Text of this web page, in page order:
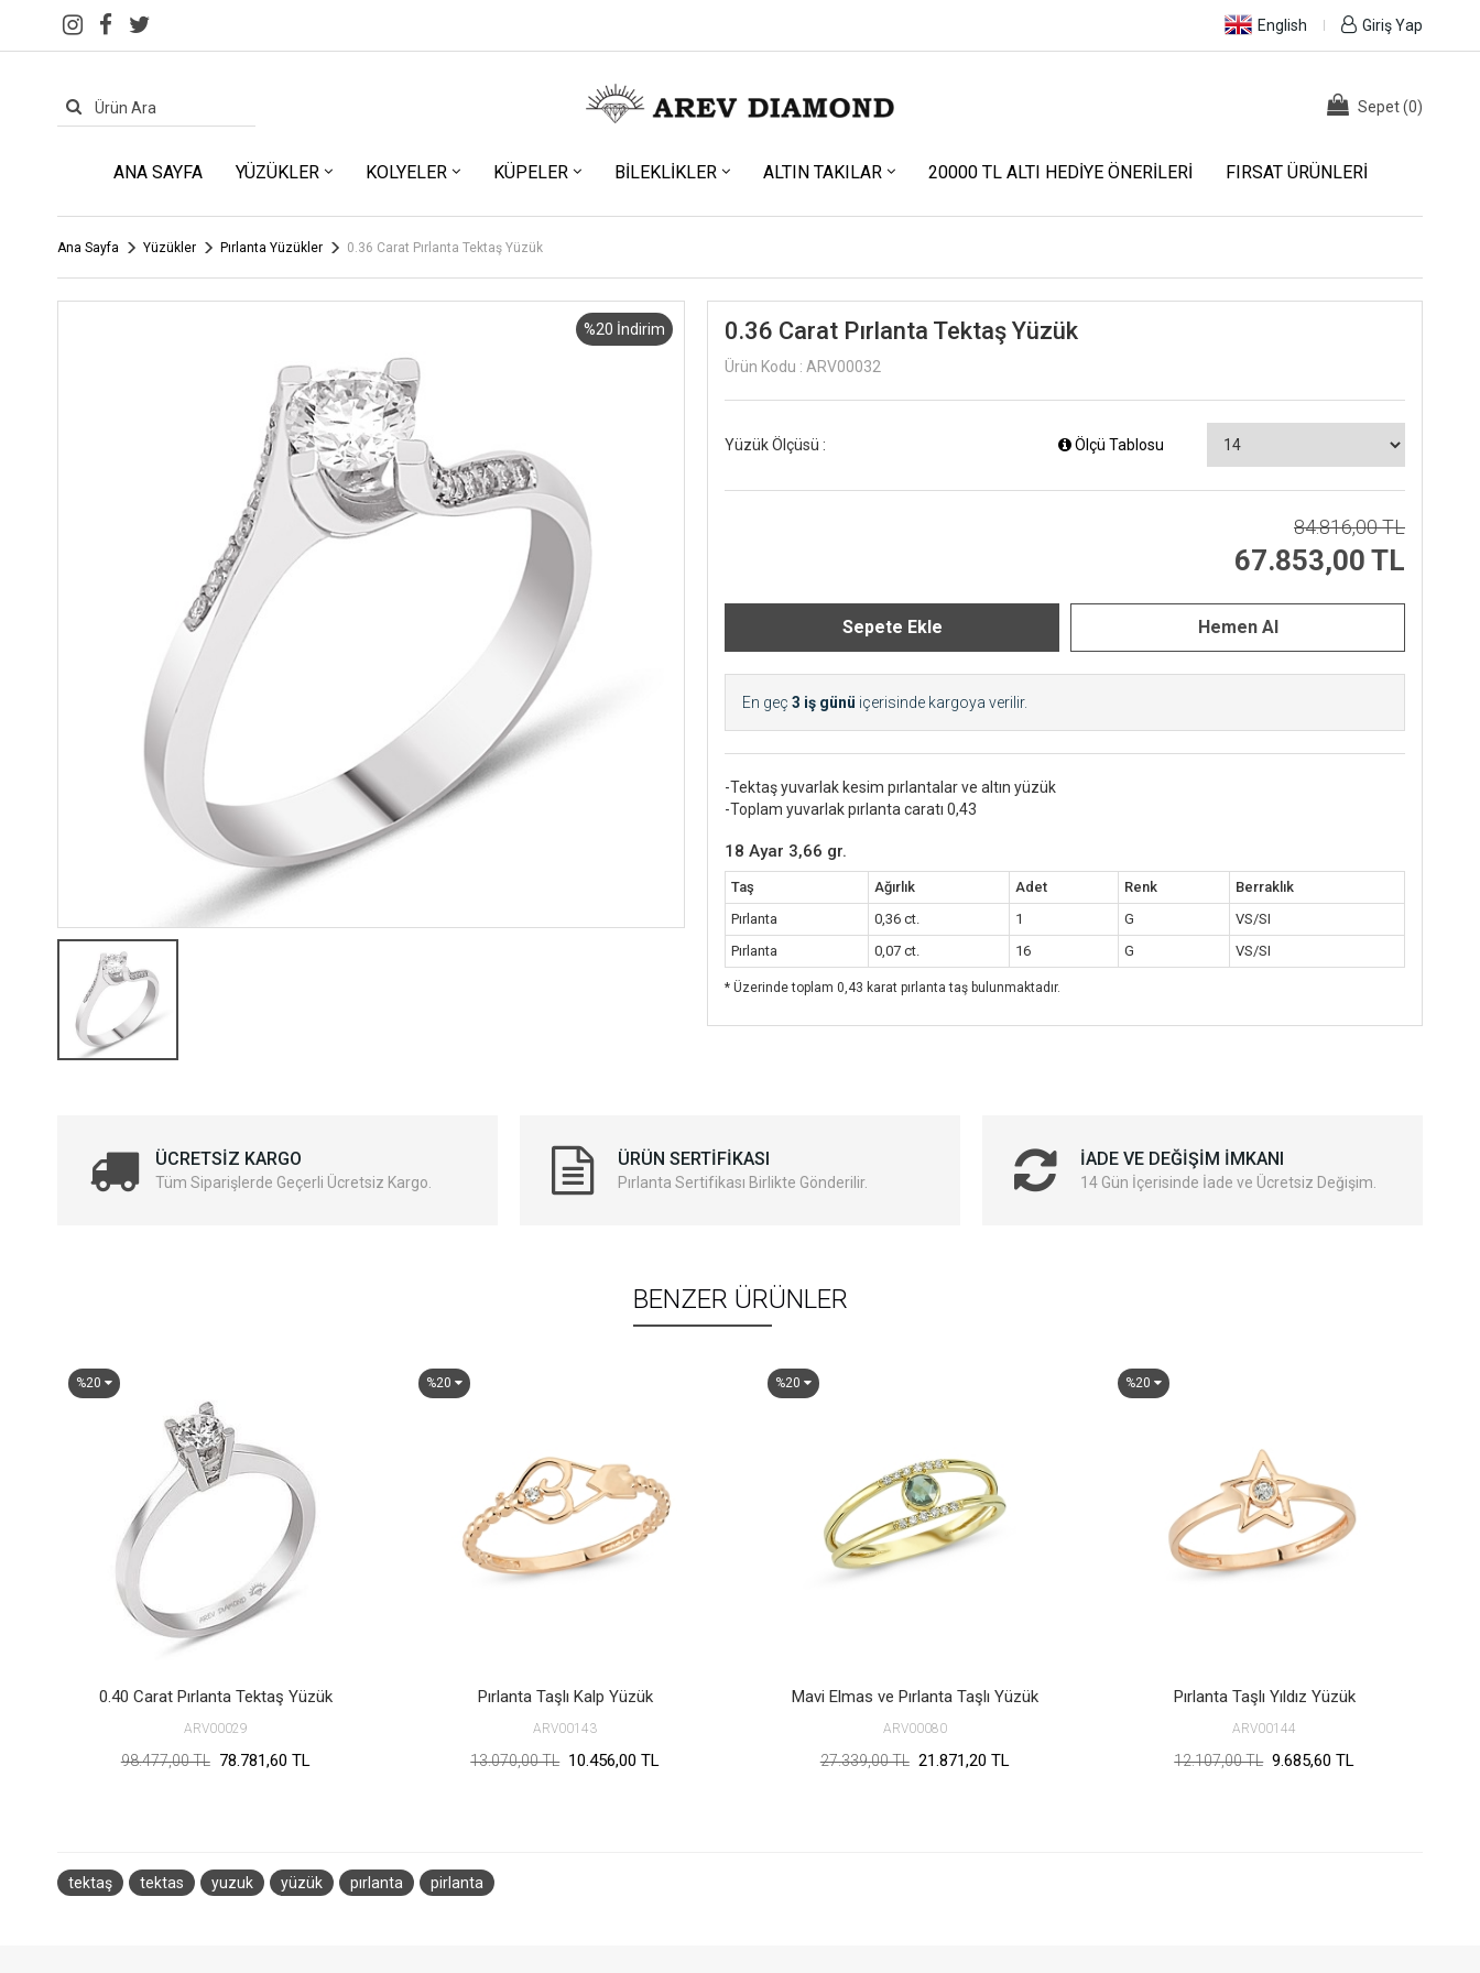
English Giriş Yap
Sepet(0)
ANA SAYFA YÜZÜKLER KOLYELER KÜPELER BILEKLIKLER ALTIN TAKILAR 20000 TL ALTI HEDIYE ÖNERILERI FIRSAT ÜRÜNLERI
Ana Sayfa Yüzükler Pırlanta Yüzükler 0.36 Carat Pırlanta Tektaş Yüzük
%20 İndirim 0.36 Carat Pırlanta Tektaş Yüzük
Ürün Kodu : ARV00032
Yüzük Ölçüsü : Ölçü Tablosu
84.816,00 TL
67.853,00 TL
En geç 3 iş günü içerisinde kargoya verilir.
-Tektaş yuvarlak kesim pırlantalar ve altın yüzük
-Toplam yuvarlak pırlanta caratı 0,43
18 Ayar 3,66 gr.
Taş Ağırlık Adet Renk
Berraklık
Pırlanta
0,36 ct. 1 G
VS/SI
Pırlanta
0,07 ct. 16 G VS/SI
* Üzerinde toplam 0,43 karat pırlanta taş bulunmaktadır.
ÜCRETSIZ KARGO
Tüm Siparişlerde Geçerli Ücretsiz Kargo.
ÜRÜN SERTIFIKASI
Pırlanta Sertifikası Birlikte Gönderilir.
İADE VE DEĞIŞIM İMKANI
14 Gün İçerisinde İade ve Ücretsiz Değişim.
BENZER ÜRÜNLER
%20
0.40 Carat Pırlanta Tektaş Yüzük
ARV00029
98.477,00 TL 78.781,60 TL
%20
Pırlanta Taşlı Kalp Yüzük
ARV00143
13.070,00 TL 10.456,00 TL
%20
Mavi Elmas ve Pırlanta Taşlı Yüzük
ARV00080
27.339,00 TL 21.871,20 TL
%20
Pırlanta Taşlı Yıldız Yüzük
ARV00144
12.107,00 TL 9.685,60 TL
tektaş tektas yuzuk yüzük pırlanta pirlanta